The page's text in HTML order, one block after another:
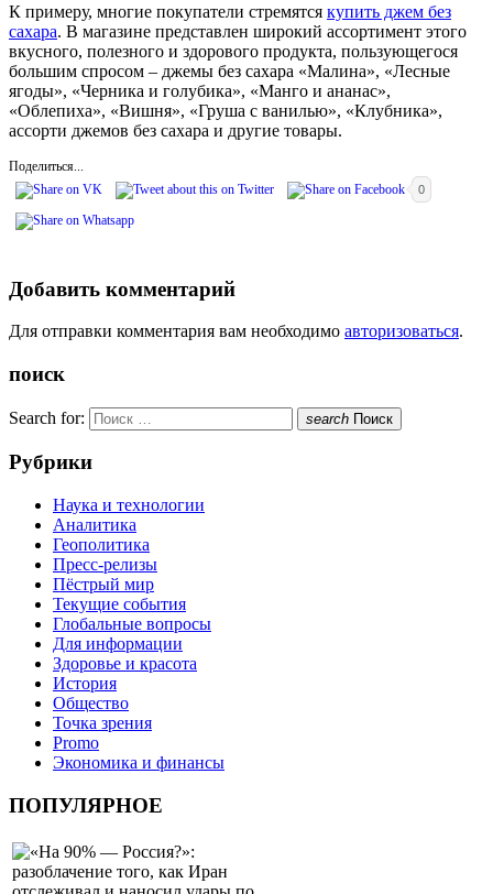
К примеру, многие покупатели стремятся купить джем без
сахара. В магазине представлен широкий ассортимент этого
вкусного, полезного и здорового продукта, пользующегося
большим спросом – джемы без сахара «Малина», «Лесные
ягоды», «Черника и голубика», «Манго и ананас»,
«Облепиха», «Вишня», «Груша с ванилью», «Клубника»,
ассорти джемов без сахара и другие товары.
Поделиться...
0
Добавить комментарий
Для отправки комментария вам необходимо авторизоваться.
поиск
Search for: search Поиск
Рубрики
Наука и технологии
Аналитика
Геополитика
Пресс-релизы
Пёстрый мир
Текущие события
Глобальные вопросы
Для информации
Здоровье и красота
История
Общество
Точка зрения
Promo
Экономика и финансы
ПОПУЛЯРНОЕ